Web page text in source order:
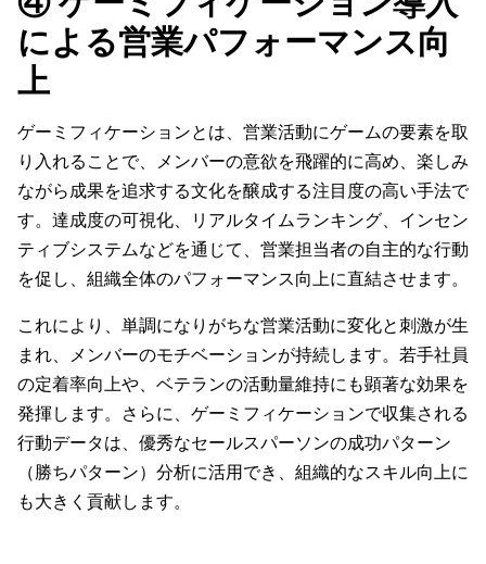
による営業パフォーマンス向
上
ゲーミフィケーションとは、営業活動にゲームの要素を取
り入れることで、メンバーの意欲を飛躍的に高め、楽しみ
ながら成果を追求する文化を醸成する注目度の高い手法で
す。達成度の可視化、リアルタイムランキング、インセン
ティブシステムなどを通じて、営業担当者の自主的な行動
を促し、組織全体のパフォーマンス向上に直結させます。
これにより、単調になりがちな営業活動に変化と刺激が生
まれ、メンバーのモチベーションが持続します。若手社員
の定着率向上や、ベテランの活動量維持にも顕著な効果を
発揮します。さらに、ゲーミフィケーションで収集される
行動データは、優秀なセールスパーソンの成功パターン
（勝ちパターン）分析に活用でき、組織的なスキル向上に
も大きく貢献します。